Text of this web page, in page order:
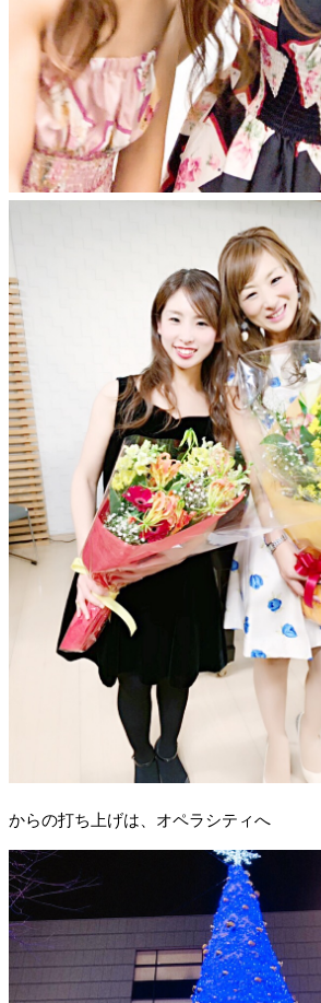
からの打ち上げは、オペラシティへ